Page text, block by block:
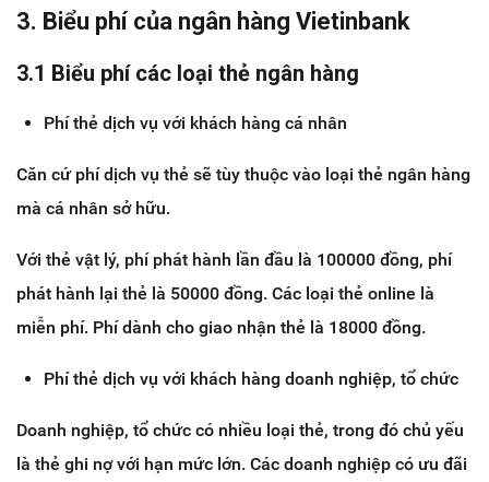
3. Biểu phí của ngân hàng Vietinbank
3.1 Biểu phí các loại thẻ ngân hàng
Phí thẻ dịch vụ với khách hàng cá nhân
Căn cứ phí dịch vụ thẻ sẽ tùy thuộc vào loại thẻ ngân hàng
mà cá nhân sở hữu.
Với thẻ vật lý, phí phát hành lần đầu là 100000 đồng, phí
phát hành lại thẻ là 50000 đồng. Các loại thẻ online là
miễn phí. Phí dành cho giao nhận thẻ là 18000 đồng.
Phí thẻ dịch vụ với khách hàng doanh nghiệp, tổ chức
Doanh nghiệp, tổ chức có nhiều loại thẻ, trong đó chủ yếu
là thẻ ghi nợ với hạn mức lớn. Các doanh nghiệp có ưu đãi